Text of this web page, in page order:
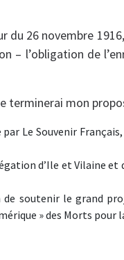
du 26 novembre
– l’obligation de
terminerai mon
Le Souvenir
d’Ile et Vilaine
de soutenir le grand
» des Morts pour